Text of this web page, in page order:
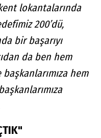
lokantalarında
200’dü,
bir başarıyı
da ben hem
hem